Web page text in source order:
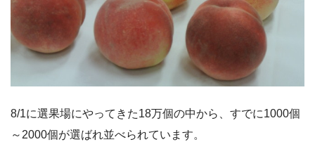
8/1に選果場にやってきた18万個の中から、すでに1000個
～2000個が選ばれ並べられています。